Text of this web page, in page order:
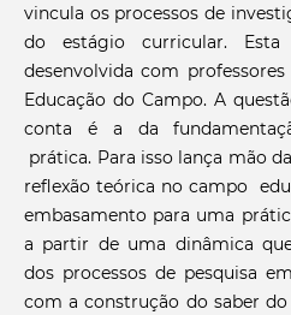
vincula os processos de
do estágio curricular. Esta
desenvolvida com
Educação do Campo. A
conta é a da
prática. Para isso lança mão
reflexão teórica no campo
embasamento para uma
a partir de uma dinâmica
dos processos de pesquisa
com a construção do saber